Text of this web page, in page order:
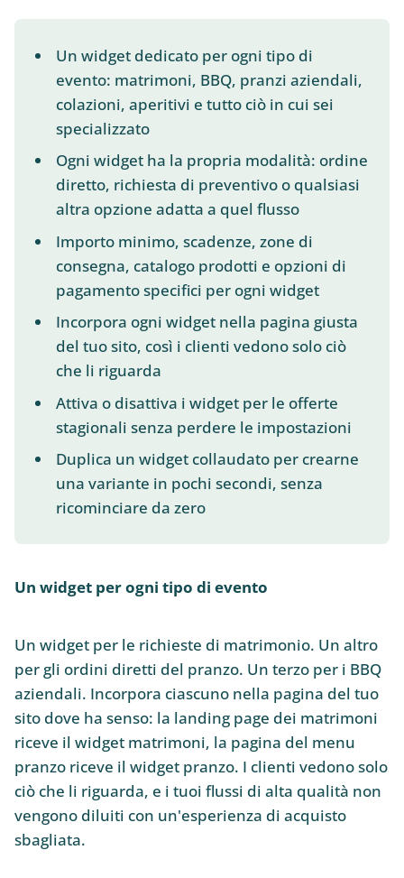
Un widget dedicato per ogni tipo di
evento: matrimoni, BBQ, pranzi aziendali,
colazioni, aperitivi e tutto ciò in cui sei
specializzato
Ogni widget ha la propria modalità: ordine
diretto, richiesta di preventivo o qualsiasi
altra opzione adatta a quel flusso
Importo minimo, scadenze, zone di
consegna, catalogo prodotti e opzioni di
pagamento specifici per ogni widget
Incorpora ogni widget nella pagina giusta
del tuo sito, così i clienti vedono solo ciò
che li riguarda
Attiva o disattiva i widget per le offerte
stagionali senza perdere le impostazioni
Duplica un widget collaudato per crearne
una variante in pochi secondi, senza
ricominciare da zero
Un widget per ogni tipo di evento
Un widget per le richieste di matrimonio. Un altro
per gli ordini diretti del pranzo. Un terzo per i BBQ
aziendali. Incorpora ciascuno nella pagina del tuo
sito dove ha senso: la landing page dei matrimoni
riceve il widget matrimoni, la pagina del menu
pranzo riceve il widget pranzo. I clienti vedono solo
ciò che li riguarda, e i tuoi flussi di alta qualità non
vengono diluiti con un'esperienza di acquisto
sbagliata.